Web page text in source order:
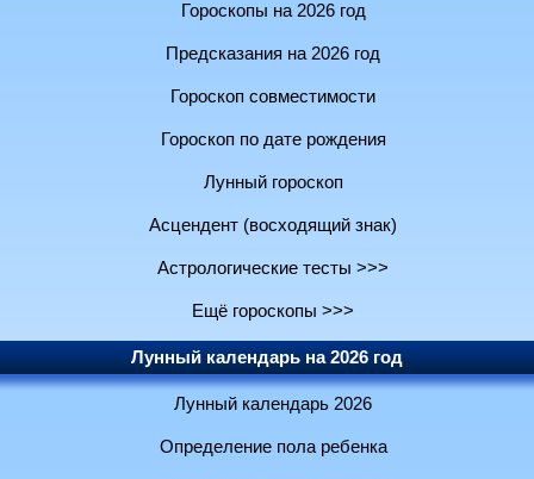
Гороскопы на 2026 год
Предсказания на 2026 год
Гороскоп совместимости
Гороскоп по дате рождения
Лунный гороскоп
Асцендент (восходящий знак)
Астрологические тесты >>>
Ещё гороскопы >>>
Лунный календарь на 2026 год
Лунный календарь 2026
Определение пола ребенка